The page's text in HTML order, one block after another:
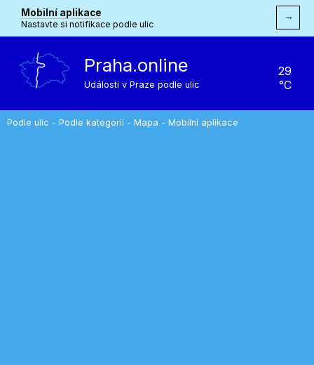
Mobilní aplikace
Nastavte si notifikace podle ulic
→
Praha.online
Události v Praze podle ulic
29
°C
Podle ulic - Podle kategorií - Mapa - Mobilní aplikace